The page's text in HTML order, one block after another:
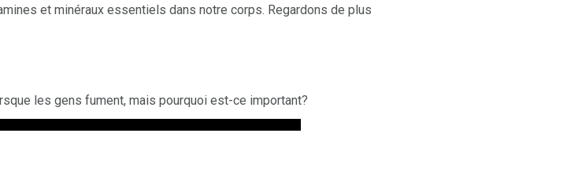
et minéraux essentiels dans notre corps. Regardons de plus
les gens fument, mais pourquoi est-ce important?